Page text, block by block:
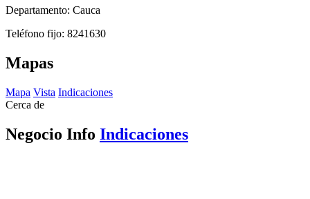
Departamento: Cauca
Teléfono fijo: 8241630
Mapas
Mapa Vista Indicaciones
Cerca de
Negocio Info Indicaciones